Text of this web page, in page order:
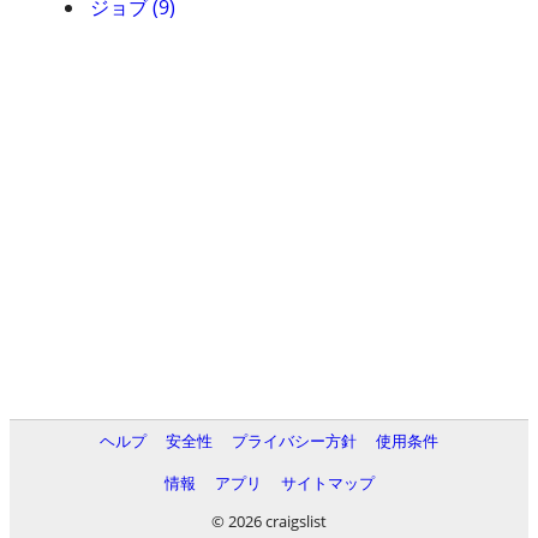
ジョブ (9)
ヘルプ 安全性 プライバシー方針
使用条件
情報
アプリ
サイトマップ
© 2026 craigslist